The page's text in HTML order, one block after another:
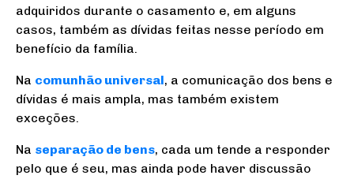
adquiridos durante o casamento e, em alguns
casos, também as dívidas feitas nesse período em
benefício da família.
Na comunhão universal, a comunicação dos bens e
dívidas é mais ampla, mas também existem
exceções.
Na separação de bens, cada um tende a responder
pelo que é seu, mas ainda pode haver discussão